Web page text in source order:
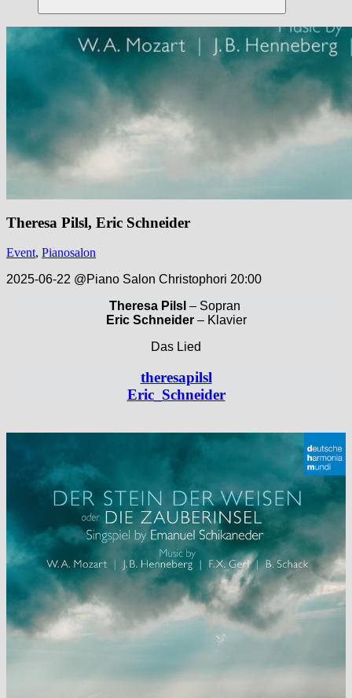
Suchen
Theresa Pilsl, Eric Schneider
Event, Pianosalon
2025-06-22 @Piano Salon Christophori 20:00
Theresa Pilsl – Sopran
Eric Schneider – Klavier
Das Lied
theresapilsl
Eric_Schneider